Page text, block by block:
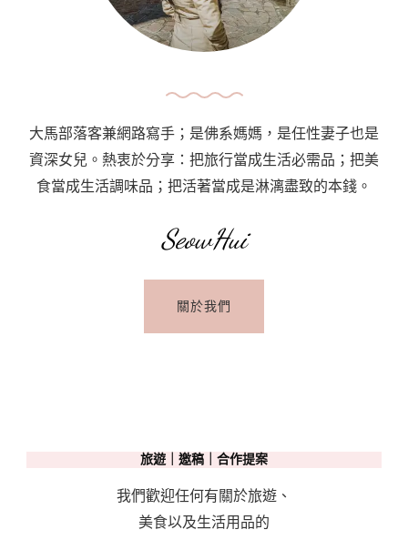
大馬部落客兼網路寫手；是佛系媽媽，是任性妻子也是
資深女兒。熱衷於分享：把旅行當成生活必需品；把美
食當成生活調味品；把活著當成是淋漓盡致的本錢。
SeowHui
關於我們
旅遊｜邀稿｜合作提案
我們歡迎任何有關於旅遊、
美食以及生活用品的